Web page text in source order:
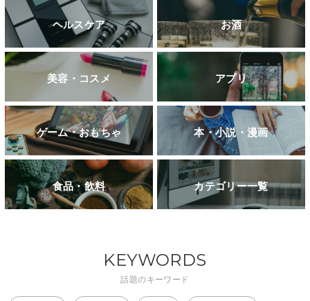
ヘルスケア お酒
美容・コスメ アプリ
ゲーム・おもちゃ 本・小説・漫画
食品・飲料 カテゴリー一覧
KEYWORDS
話題のキーワード